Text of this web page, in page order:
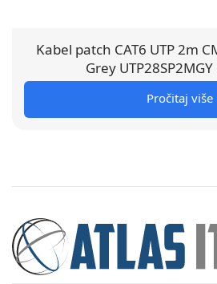
Kabel patch CAT6 UTP 2m
Grey
Pročitaj više